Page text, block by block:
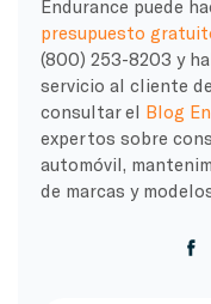
Endurance puede
presupuesto
(800) 253-8203 y
servicio al cliente
consultar el Blog
expertos sobre
automóvil,
de marcas y